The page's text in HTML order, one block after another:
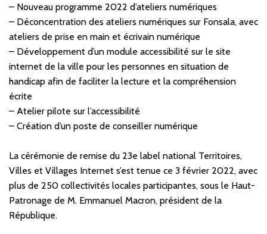
– Nouveau programme 2022 d’ateliers numériques
– Déconcentration des ateliers numériques sur Fonsala, avec
ateliers de prise en main et écrivain numérique
– Développement d’un module accessibilité sur le site
internet de la ville pour les personnes en situation de
handicap afin de faciliter la lecture et la compréhension
écrite
– Atelier pilote sur l’accessibilité
– Création d’un poste de conseiller numérique
La cérémonie de remise du 23e label national Territoires,
Villes et Villages Internet s’est tenue ce 3 février 2022, avec
plus de 250 collectivités locales participantes, sous le Haut-
Patronage de M. Emmanuel Macron, président de la
République.